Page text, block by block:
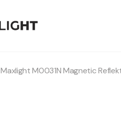
Maxlight M0031N Magnetic